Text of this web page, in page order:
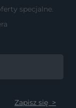
specjalne.